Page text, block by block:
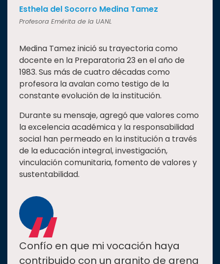
Esthela del Socorro Medina Tamez
Profesora Emérita de la UANL
Medina Tamez inició su trayectoria como
docente en la Preparatoria 23 en el año de
1983. Sus más de cuatro décadas como
profesora la avalan como testigo de la
constante evolución de la institución.
Durante su mensaje, agregó que valores como
la excelencia académica y la responsabilidad
social han permeado en la institución a través
de la educación integral, investigación,
vinculación comunitaria, fomento de valores y
sustentabilidad.
Confío en que mi vocación haya
contribuido con un granito de arena